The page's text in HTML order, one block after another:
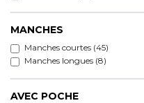
MANCHES
Manches courtes (45)
Manches longues (8)
AVEC POCHE